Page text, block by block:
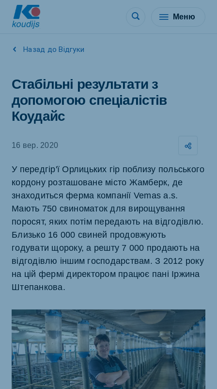
Меню
Назад до Відгуки
Стабільні результати з
допомогою спеціалістів
Коудайс
16 вер. 2020
У передгір'ї Орлицьких гір поблизу польського
кордону розташоване місто Жамберк, де
знаходиться ферма компанії Vemas a.s.
Мають 750 свиноматок для вирощування
поросят, яких потім передають на відгодівлю.
Близько 16 000 свиней продовжують
годувати щороку, а решту 7 000 продають на
відгодівлю іншим господарствам. З 2012 року
на цій фермі директором працює пані Іржина
Штепанкова.